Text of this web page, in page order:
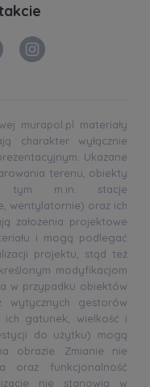
murapol.pl materiały
charakter wyłącznie
Ukazane
terenu, obiekty
tym m.in. stacje
wentylatornie) oraz ich
założenia projektowe
i mogą podlegać
projektu, stąd też
modyfikacjom
w przypadku obiektów
wytycznych gestorów
ich gatunek, wielkość i
do użytku) mogą
obrazie. Zmianie nie
oraz funkcjonalność
nie stanowią w